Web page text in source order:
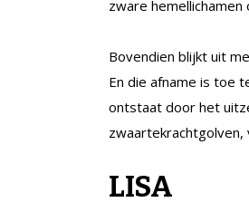
zware
Bovendien blijkt uit
En die afname is toe
ontstaat door het
LISA